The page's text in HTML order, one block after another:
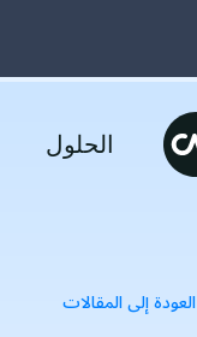
الحلول
العودة إلى المقالات